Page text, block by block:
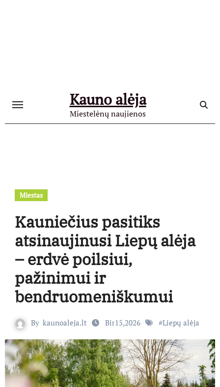
Kauno alėja
Miestelėnų naujienos
Miestas
Kauniečius pasitiks
atsinaujinusi Liepų alėja
– erdvė poilsiui,
pažinimui ir
bendruomeniškumui
By kaunoaleja.lt Bir15,2026 #Liepų alėja